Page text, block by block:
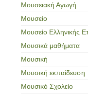
Μουσειακή Αγωγή
Μουσείο
Μουσείο Ελληνικής
Μουσικά μαθήματα
Μουσική
Μουσική εκπαίδευση
Μουσικό Σχολείο